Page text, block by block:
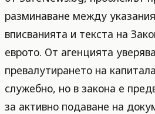
разминаване между
вписванията и текста на
еврото. От агенцията
превалутирането на
служебно, но в закона е
за активно подаване на